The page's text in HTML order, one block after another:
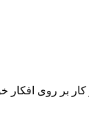
روی افکار